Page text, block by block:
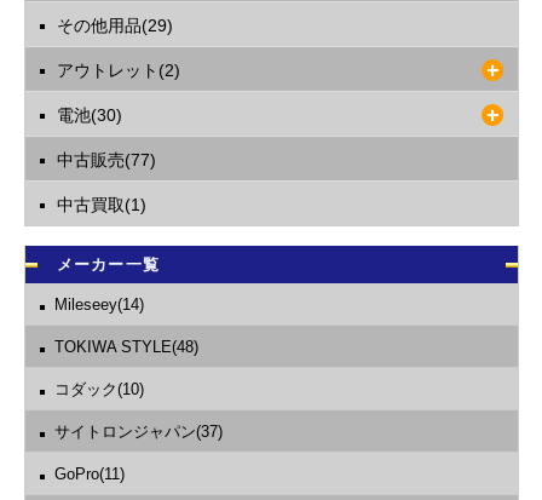
その他用品(29)
アウトレット(2)
電池(30)
中古販売(77)
中古買取(1)
メーカー一覧
Mileseey(14)
TOKIWA STYLE(48)
コダック(10)
サイトロンジャパン(37)
GoPro(11)